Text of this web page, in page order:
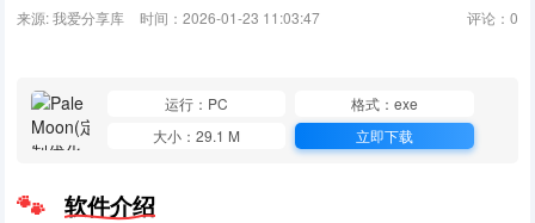
来源: 我爱分享库 时间：2026-01-23 11:03:47 评论： 0
运行：PC
格式：exe
大小：29.1 M
立即下载
软件介绍